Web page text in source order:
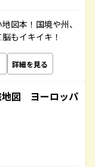
図本！国境や州、
もイキイキ！
詳細を見る
図 ヨーロッパ